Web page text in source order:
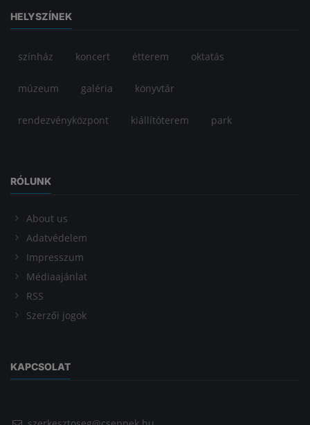
HELYSZÍNEK
színház koncert étterem oktatás
múzeum galéria könyvtár
rendezvényközpont kiállítóterem park
RÓLUNK
About us
Adatvédelem
Impresszum
Médiaajánlat
RSS
Szerzői jogok
KAPCSOLAT